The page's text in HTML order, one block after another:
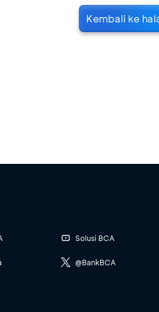
Kembali ke
Solusi BCA
@BankBCA